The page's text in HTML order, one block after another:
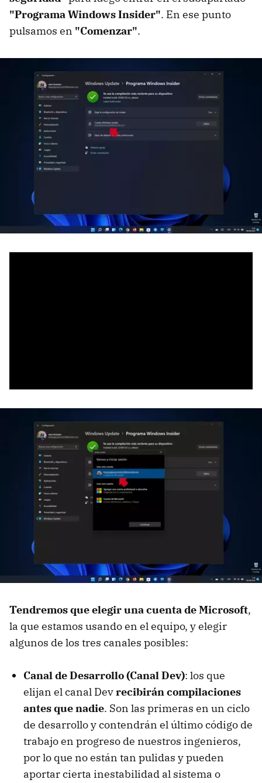
"Programa Windows Insider". En ese punto
pulsamos en "Comenzar".
Tendremos que elegir una cuenta de Microsoft,
la que estamos usando en el equipo, y elegir
algunos de los tres canales posibles:
Canal de Desarrollo (Canal Dev): los que
elijan el canal Devrecibirán compilaciones
antes que nadie. Son las primeras en un ciclo
de desarrollo y contendrán el último código de
trabajo en progreso de nuestros ingenieros,
por lo que no están tan pulidas y pueden
aportar cierta inestabilidad al sistema o